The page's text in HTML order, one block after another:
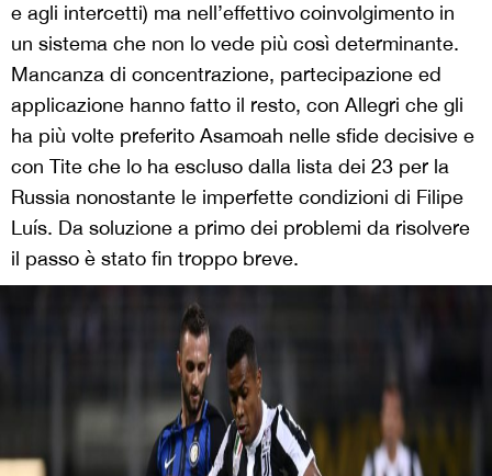
e agli intercetti) ma nell’effettivo coinvolgimento in
un sistema che non lo vede più così determinante.
Mancanza di concentrazione, partecipazione ed
applicazione hanno fatto il resto, con Allegri che gli
ha più volte preferito Asamoah nelle sfide decisive e
con Tite che lo ha escluso dalla lista dei 23 per la
Russia nonostante le imperfette condizioni di Filipe
Luís. Da soluzione a primo dei problemi da risolvere
il passo è stato fin troppo breve.